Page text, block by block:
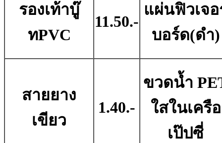
รองเท้าบู๊
ทPVC
11.50.-
แผ่นฟิวเจอ
บอร์ด(ดํา)
สายยาง
เขียว
1.40.-
ขวดน้ำ
ใสในเครือ
เป๊ปซี่